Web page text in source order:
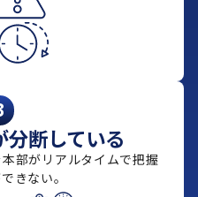
断している
部がリアルタイムで把握
きない。